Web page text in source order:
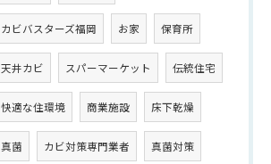
カビバスターズ福岡 お家 保育所
天井カビ スパーマーケット 伝統住宅
快適な住環境 商業施設 床下乾燥
真菌 カビ対策専門業者 真菌対策